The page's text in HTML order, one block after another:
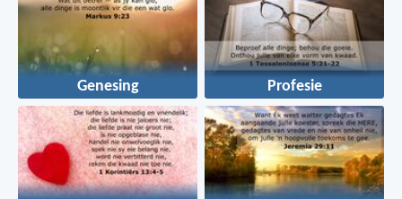
Genesing Profesie